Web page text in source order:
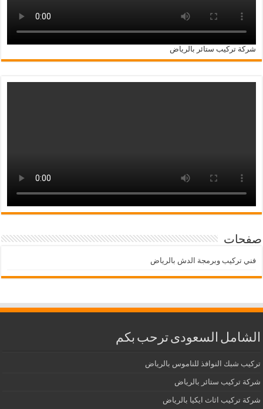
شركة تركيب ستائر بالرياض
صفحات
فني تركيب وبرمجة الدش بالرياض
الشامل السعودى ترحب بكم
تركيب شبك النوافذ للناموس بالرياض
شركة تركيب ستائر بالرياض
شركة تركيب اثاث ايكيا بالرياض